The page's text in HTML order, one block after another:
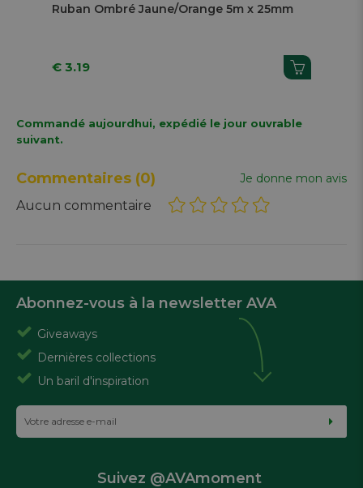
Ruban Ombré Jaune/Orange 5m x 25mm
€ 3.19
Commandé aujourdhui, expédié le jour ouvrable
suivant.
Commentaires (0) Je donne mon avis
Aucun commentaire
Abonnez-vous à la newsletter AVA
Giveaways
Dernières collections
Un baril d'inspiration
Suivez @AVAmoment